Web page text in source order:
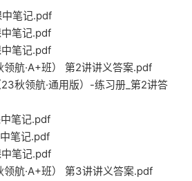
笔记.pdf
笔记.pdf
笔记.pdf
航·A+班） 第2讲讲义答案.pdf
秋领航·通用版）-练习册_第2讲答
笔记.pdf
笔记.pdf
笔记.pdf
航·A+班） 第3讲讲义答案.pdf